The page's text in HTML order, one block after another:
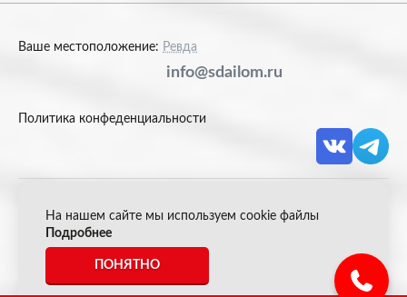
Ваше местоположение: Ревда
info@sdailom.ru
Политика конфеденциальности
© 2026 Акрон Скрап
*Все цены указанные на сайте не являются публичной
офертой.
На нашем сайте мы используем cookie файлы
Подробнее
ПОНЯТНО